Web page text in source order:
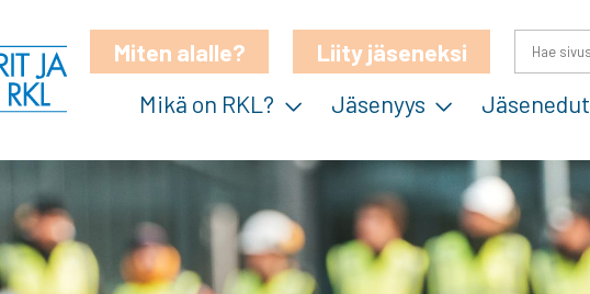
Miten alalle?
Liity jäseneksi
Mikä on RKL?
Jäsenyys Jäsenedut